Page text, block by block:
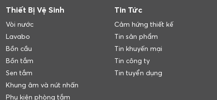
Thiết Bị Vệ Sinh
Vòi nước
Lavabo
Bồn cầu
Bồn tắm
Sen tắm
Khung âm và nút nhấn
Phụ kiện phòng tắm
Tin Tức
Cảm hứng thiết kế
Tin sản phẩm
Tin khuyến mại
Tin công ty
Tin tuyển dụng